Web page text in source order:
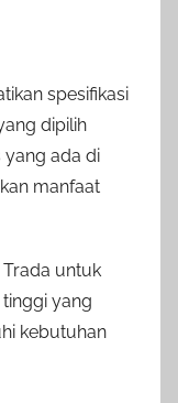
spesifikasi
dipilih
yang ada di
manfaat
untuk
yang
kebutuhan